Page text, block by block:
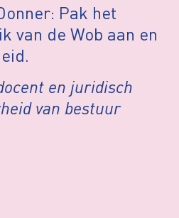
Pak het
van de Wob aan en
ocent en juridisch
van bestuur